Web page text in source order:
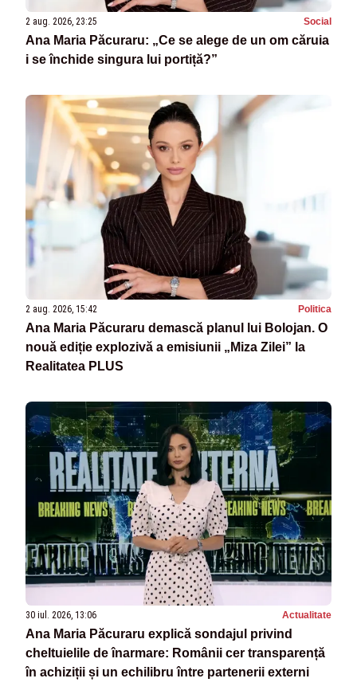
2 aug. 2026, 23:25 Social
Ana Maria Păcuraru: „Ce se alege de un om căruia
i se închide singura lui portiță?”
2 aug. 2026, 15:42 Politica
Ana Maria Păcuraru demască planul lui Bolojan. O
nouă ediție explozivă a emisiunii „Miza Zilei” la
Realitatea PLUS
30 iul. 2026, 13:06 Actualitate
Ana Maria Păcuraru explică sondajul privind
cheltuielile de înarmare: Românii cer transparență
în achiziții și un echilibru între partenerii externi